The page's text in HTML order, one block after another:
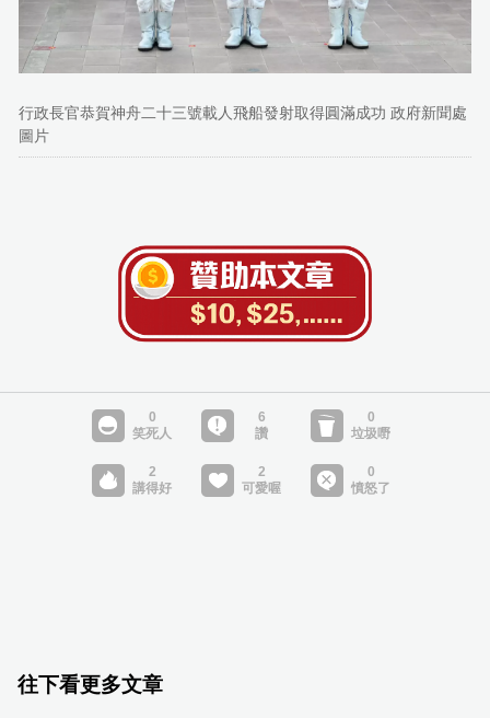
行政長官恭賀神舟二十三號載人飛船發射取得圓滿成功 政府新聞處
圖片
往下看更多文章